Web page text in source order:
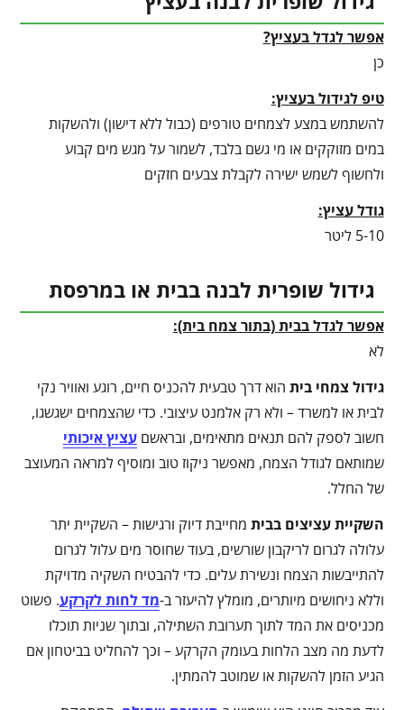
אפשר לגדל בעציץ?
כן
טיפ לגידול בעציץ:
להשתמש במצע לצמחים טורפים (כבול ללא דישון) ולהשקות
במים מזוקקים או מי גשם בלבד, לשמור על מגש מים קבוע
ולחשוף לשמש ישירה לקבלת צבעים חזקים
גודל עציץ:
5-10 ליטר
גידול שופרית לבנה בבית או במרפסת
אפשר לגדל בבית (בתור צמח בית):
לא
גידול צמחי בית הוא דרך טבעית להכניס חיים, רוגע ואוויר נקי
לבית או למשרד – ולא רק אלמנט עיצובי. כדי שהצמחים ישגשגו,
חשוב לספק להם תנאים מתאימים, ובראשםעציץ איכותי
שמותאם לגודל הצמח, מאפשר ניקוז טוב ומוסיף למראה המעוצב
של החלל.
השקיית עציצים בבית מחייבת דיוק ורגישות – השקיית יתר
עלולה לגרום לריקבון שורשים, בעוד שחוסר מים עלול לגרום
להתייבשות הצמח ונשירת עלים. כדי להבטיח השקיה מדויקת
וללא ניחושים מיותרים, מומלץ להיעזר ב-מד לחות לקרקע. פשוט
מכניסים את המד לתוך תערובת השתילה, ובתוך שניות תוכלו
לדעת מה מצב הלחות בעומק הקרקע – וכך להחליט בביטחון אם
הגיע הזמן להשקות או שמוטב להמתין.